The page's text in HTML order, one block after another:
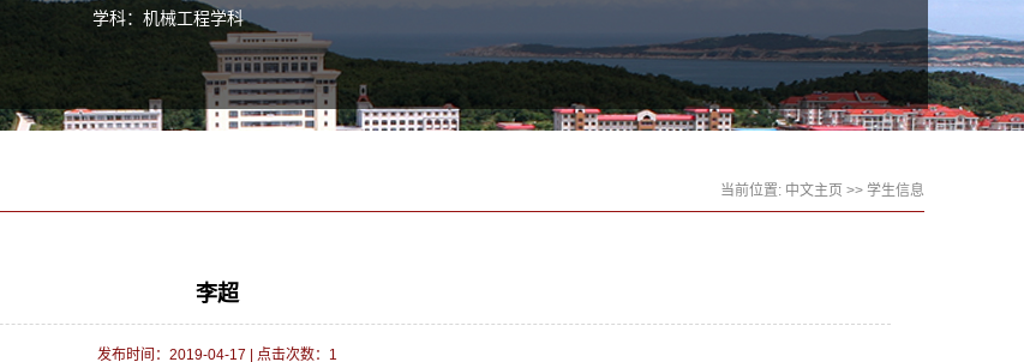
学科：机械工程学科
当前位置: 中文主页 >> 学生信息
李超
发布时间：2019-04-17 点击次数： 1